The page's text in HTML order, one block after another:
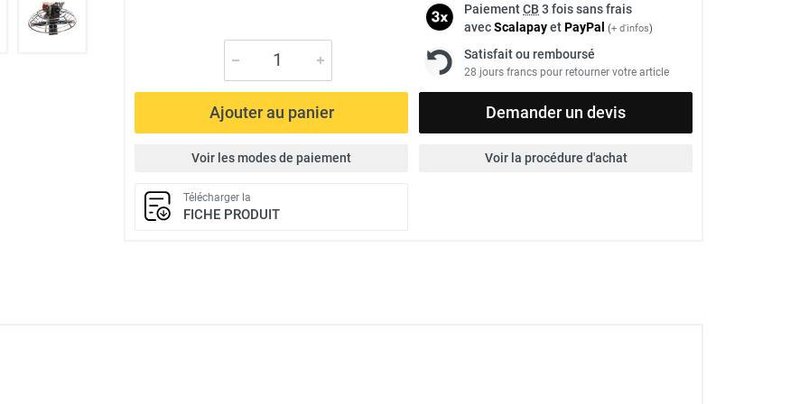
PaiementCB 3 fois sans frais
avecScalapayetPayPal (+ d'infos)
Satisfait ou remboursé
28 jours francs pour retourner votre article
Ajouter au panier Demander un devis
Voir les modes de paiement Voir la procédure d'achat
Télécharger la
FICHE PRODUIT